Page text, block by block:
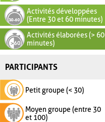
Activités développées
(Entre 30 et 60 minutes)
Activités élaborées (> 60
minutes)
PARTICIPANTS
Petit groupe (< 30)
Moyen groupe (entre 30
et 100)